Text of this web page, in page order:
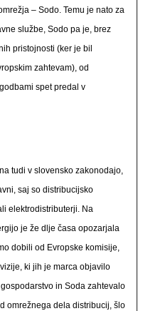
– Sodo. Temu je nato za
službe, Sodo pa je, brez
pristojnosti (ker je bil
zahtevam), od
spet predal v
tudi v slovensko zakonodajo,
saj so distribucijsko
elektrodistributerji. Na
je že dlje časa opozarjala
dobili od Evropske komisije,
ki jih je marca objavilo
in Soda zahtevalo
omrežnega dela distribucij, šlo